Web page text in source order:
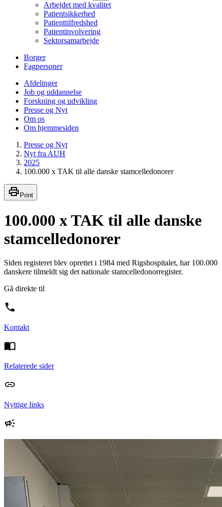
Arbejdet med kvalitet
Patientsikkerhed
Patienttilfredshed
Patientinvolvering
Sektorsamarbejde
Borger
Fagpersoner
Afdelinger
Job og uddannelse
Forskning og udvikling
Presse og Nyt
Om os
Om hjemmesiden
Presse og Nyt
Nyt fra AUH
2025
100.000 x TAK til alle danske stamcelledonorer
Print
100.000 x TAK til alle danske
stamcelledonorer
Siden registeret blev oprettet i 1984 med Rigshospitalet, har 100.000
danskere tilmeldt sig det nationale stamcelledonorregister.
Gå direkte til
Kontakt
Relaterede sider
Nyttige links